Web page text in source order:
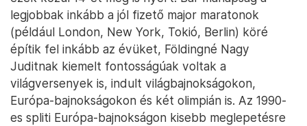
legjobbak inkább a jól fizető major maratonok
(például London, New York, Tokió, Berlin) köré
építik fel inkább az évüket, Földingné Nagy
Juditnak kiemelt fontosságúak voltak a
világversenyek is, indult világbajnokságokon,
Európa-bajnokságokon és két olimpián is. Az 1990-
es spliti Európa-bajnokságon kisebb meglepetésre